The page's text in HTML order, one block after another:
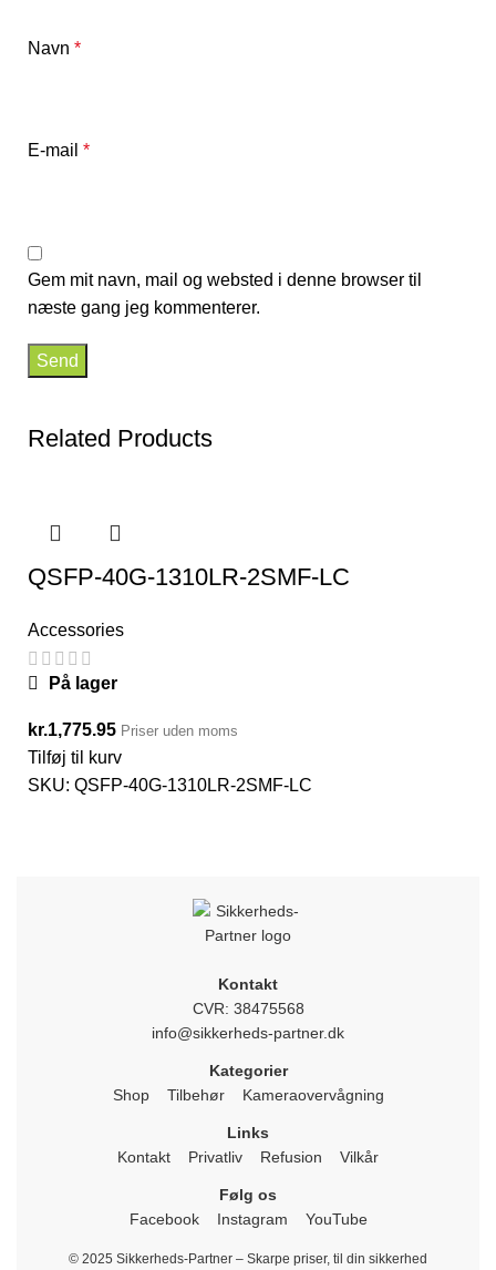
Navn *
E-mail *
Gem mit navn, mail og websted i denne browser til
næste gang jeg kommenterer.
Related Products
QSFP-40G-1310LR-2SMF-LC
Accessories
På lager
kr.1,775.95 Priser uden moms
Tilføj til kurv
SKU: QSFP-40G-1310LR-2SMF-LC
Kontakt
CVR: 38475568
info@sikkerheds-partner.dk
Kategorier
Shop
Tilbehør Kameraovervågning
Links
Kontakt
Privatliv Refusion Vilkår
Følg os
Facebook
Instagram YouTube
© 2025 Sikkerheds-Partner – Skarpe priser, til din sikkerhed